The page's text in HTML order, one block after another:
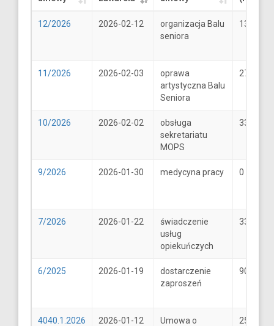
12/2026 2026-02-12
organizacja Balu
seniora
13289.6
11/2026 2026-02-03
oprawa
artystyczna Balu
Seniora
2706
10/2026 2026-02-02
obsługa
sekretariatu
MOPS
33
9/2026 2026-01-30 medycyna pracy 0
7/2026 2026-01-22
świadczenie
usług
opiekuńczych
33
6/2025 2026-01-19
dostarczenie
zaproszeń
900
4040.1.2026 2026-01-12
Umowa o
25600